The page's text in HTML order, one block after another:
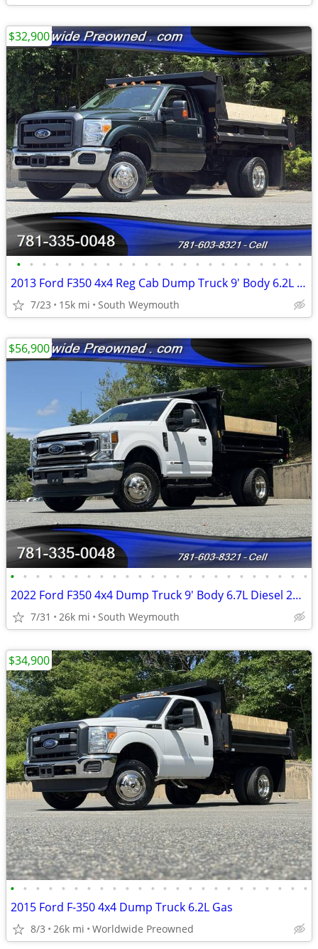
• • • • • • • • • • • • • • • • • • • • • • •
2013 Ford F350 4x4 Reg Cab Dump Truck 9' Body 6.2L 14K Original Mile
7/23 15k mi South Weymouth
$32,900
• • • • • • • • • • • • • • • • • • • • • • • •
2022 Ford F350 4x4 Dump Truck 9' Body 6.7L Diesel 26K Miles #14940
7/31 26k mi South Weymouth
$56,900
• • • • • • • • • • • • • • • • • • • • • • • •
2015 Ford F-350 4x4 Dump Truck 6.2L Gas
8/3 26k mi Worldwide Preowned
$34,900